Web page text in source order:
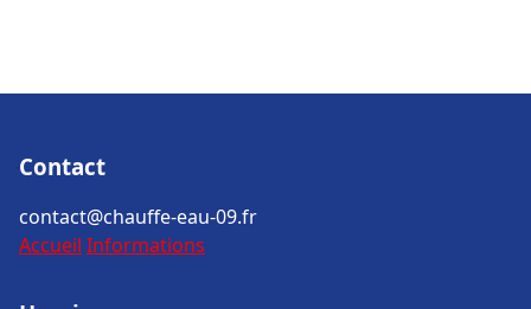
Contact
contact@chauffe-eau-09.fr
Accueil Informations